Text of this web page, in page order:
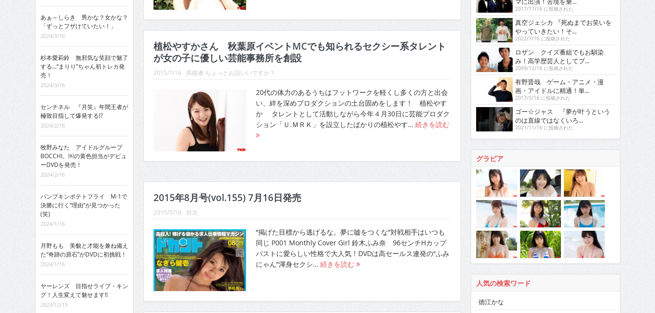
植松やすかさん 秋葉原イベントMCでも知られるセクシー系タレント
が女の子に優しい芸能事務所を創設
2015/7/16 異能者 ちょっとお話いいですか？
20代の体力のあるうちはフットワークを軽くし多くの方と出会
い、絆を深めプロダクションの土台固めをします！ 植松やす
か タレントとして活動しながら今年４月30日に芸能プロダク
ション「Ｕ.ＭＲＫ」を設立したばかりの植松やす… 続きを読む
2015年8月号(vol.155) 7月16日発売
2015/7/16 目次
“掲げた目標から逃げるな。夢に嘘をつくな”対戦相手はいつも
同じ P001 Monthly Cover Girl 鈴木ふみ奈 96センチHカップ
バストに愛らしい性格で大人気！DVDは高セールス連発の“ふみ
にゃん”渾身セクシ… 続きを読む
あぁ～しらき 男かな？女かな？
「ずっとフザけていたい！」
2024/3/16
杉本愛莉鈴 無邪気な笑顔で魅了
する…“まりり”ちゃん初トレカ発
売！
2024/3/16
センチネル 『月笑』年間王者が
極致目指して爆発する!?
2024/2/16
牧野みなた アイドルグループ
BOCCHI。￼の黄色担当がデビュ
ーDVDを発売！
2024/2/16
パンプキンポテトフライ M-1で
決勝に行く“理由”が見つかった
(笑)
2024/1/16
月野もも 美貌と才能を兼ね備え
た“奇跡の原石”がDVDに初挑戦！
2024/1/16
ヤーレンズ 目指せライブ・キン
グ！人生変えて魅せます!!
2023/12/15
2017/11/16 に投稿された
真空ジェシカ 『死ぬまでお笑いを
やっていきたい！そ...
2022/7/16 に投稿された
ロザン クイズ番組でもお馴染
み！高学歴芸人としてブ...
2009/12/16 に投稿された
有野晋哉 ゲーム・アニメ・漫
画・アイドルに精通！単...
2017/5/16 に投稿された
ゴー☆ジャス 『夢が叶うという
のは直線ではなくいろ...
2021/11/16 に投稿された
グラビア
人気の検索ワード
徳江かな